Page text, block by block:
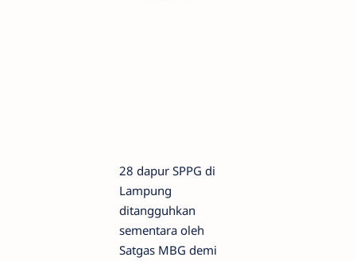
28 dapur SPPG di
Lampung
ditangguhkan
sementara oleh
Satgas MBG demi